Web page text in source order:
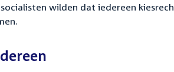
wilden dat iedereen